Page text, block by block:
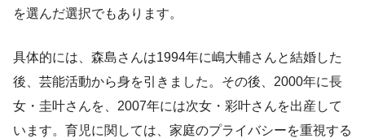
を選んだ選択でもあります。
具体的には、森島さんは1994年に嶋大輔さんと結婚した
後、芸能活動から身を引きました。その後、2000年に長
女・圭叶さんを、2007年には次女・彩叶さんを出産して
います。育児に関しては、家庭のプライバシーを重視する